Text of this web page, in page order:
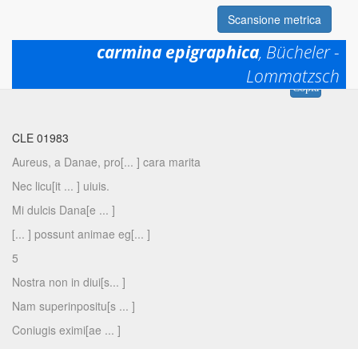
Scansione metrica
carmina epigraphica, Bücheler -
Lommatzsch
https://www.mqdq.it/textsce/CE|ce|1983 Copia
CLE 01983
Aureus, a Danae, pro[... ] cara marita
Nec licu[it ... ] uiuis.
Mi dulcis Dana[e ... ]
[... ] possunt animae eg[... ]
5
Nostra non in diui[s... ]
Nam superinpositu[s ... ]
Coniugis eximi[ae ... ]